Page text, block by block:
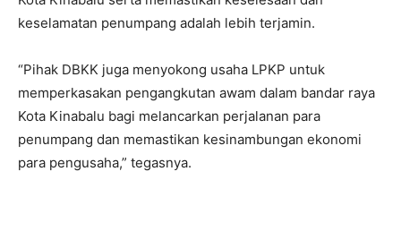
keselamatan penumpang adalah lebih terjamin.
“Pihak DBKK juga menyokong usaha LPKP untuk
memperkasakan pengangkutan awam dalam bandar raya
Kota Kinabalu bagi melancarkan perjalanan para
penumpang dan memastikan kesinambungan ekonomi
para pengusaha,” tegasnya.